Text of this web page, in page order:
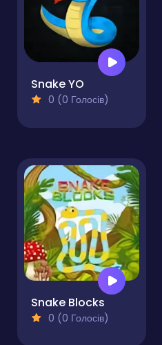
Snake YO
0 (0 Голосів)
Snake Blocks
0 (0 Голосів)